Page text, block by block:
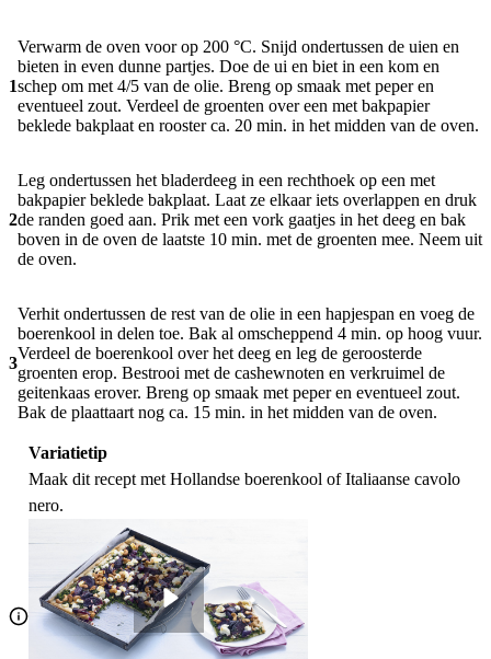
1
Verwarm de oven voor op 200 °C. Snijd ondertussen de uien en
bieten in even dunne partjes. Doe de ui en biet in een kom en
schep om met 4/5 van de olie. Breng op smaak met peper en
eventueel zout. Verdeel de groenten over een met bakpapier
beklede bakplaat en rooster ca. 20 min. in het midden van de oven.
2
Leg ondertussen het bladerdeeg in een rechthoek op een met
bakpapier beklede bakplaat. Laat ze elkaar iets overlappen en druk
de randen goed aan. Prik met een vork gaatjes in het deeg en bak
boven in de oven de laatste 10 min. met de groenten mee. Neem uit
de oven.
3
Verhit ondertussen de rest van de olie in een hapjespan en voeg de
boerenkool in delen toe. Bak al omscheppend 4 min. op hoog vuur.
Verdeel de boerenkool over het deeg en leg de geroosterde
groenten erop. Bestrooi met de cashewnoten en verkruimel de
geitenkaas erover. Breng op smaak met peper en eventueel zout.
Bak de plaattaart nog ca. 15 min. in het midden van de oven.
Variatietip
Maak dit recept met Hollandse boerenkool of Italiaanse cavolo
nero.